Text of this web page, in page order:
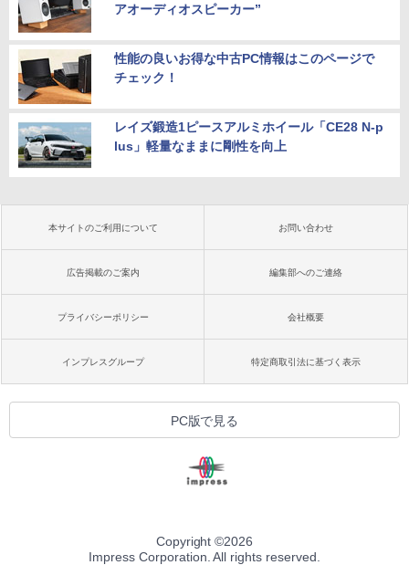
アオーディオスピーカー”
性能の良いお得な中古PC情報はこのページで
チェック！
レイズ鍛造1ピースアルミホイール「CE28 N-p
lus」軽量なままに剛性を向上
本サイトのご利用について お問い合わせ
広告掲載のご案内 編集部へのご連絡
プライバシーポリシー 会社概要
インプレスグループ 特定商取引法に基づく表示
PC版で見る
Copyright ©2026
Impress Corporation. All rights reserved.